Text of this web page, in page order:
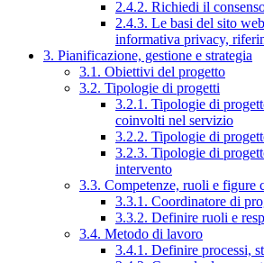
2.4.2. Richiedi il
2.4.3. Le basi del sito
informativa privacy,
3. Pianificazione, gestione e strategia
3.1. Obiettivi del progetto
3.2. Tipologie di progetti
3.2.1. Tipologie di
coinvolti nel servizio
3.2.2. Tipologie di
3.2.3. Tipologie di
intervento
3.3. Competenze, ruoli e figure
3.3.1. Coordinatore di
3.3.2. Definire ruoli e
3.4. Metodo di lavoro
3.4.1. Definire processi,